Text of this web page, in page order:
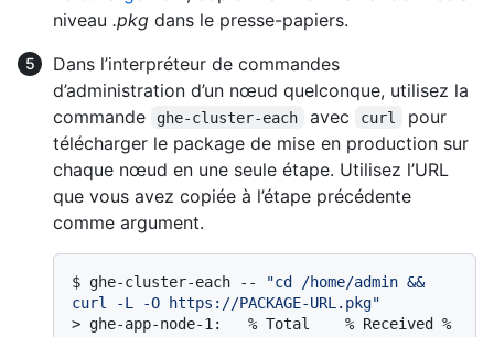
niveau .pkg dans le presse-papiers.
Dans l’interpréteur de commandes
d’administration d’un nœud quelconque, utilisez la
commande
ghe-cluster-each avec curl
pour
télécharger le package de mise en production sur
chaque nœud en une seule étape. Utilisez l’URL
que vous avez copiée à l’étape précédente
comme argument.
$ ghe-cluster-each --
"cd /home/admin &&
curl -L -O https://PACKAGE-URL.pkg"
> ghe-app-node-1:   % Total    % Received %